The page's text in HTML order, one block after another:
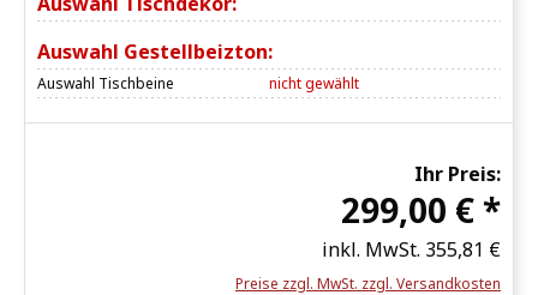
Auswahl Gestellbeizton:
Auswahl Tischbeine nicht gewählt
Ihr Preis:
299,00 € *
inkl. MwSt. 355,81 €
Preise zzgl. MwSt. zzgl. Versandkosten